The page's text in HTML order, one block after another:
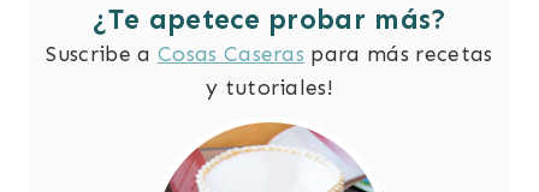
¿Te apetece probar más?
Suscribe a Cosas Caseras para más recetas
y tutoriales!